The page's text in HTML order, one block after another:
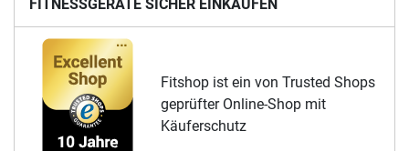
FITNESSGERÄTE SICHER EINKAUFEN
Fitshop ist ein von Trusted Shops
geprüfter Online-Shop mit
Käuferschutz